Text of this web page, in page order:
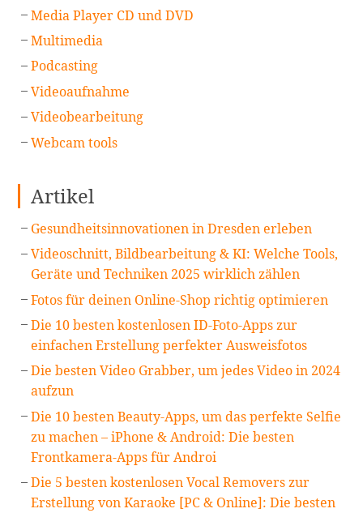
Media Player CD und DVD
Multimedia
Podcasting
Videoaufnahme
Videobearbeitung
Webcam tools
Artikel
Gesundheitsinnovationen in Dresden erleben
Videoschnitt, Bildbearbeitung & KI: Welche Tools,
Geräte und Techniken 2025 wirklich zählen
Fotos für deinen Online-Shop richtig optimieren
Die 10 besten kostenlosen ID-Foto-Apps zur
einfachen Erstellung perfekter Ausweisfotos
Die besten Video Grabber, um jedes Video in 2024
aufzun
Die 10 besten Beauty-Apps, um das perfekte Selfie
zu machen – iPhone & Android: Die besten
Frontkamera-Apps für Androi
Die 5 besten kostenlosen Vocal Removers zur
Erstellung von Karaoke [PC & Online]: Die besten